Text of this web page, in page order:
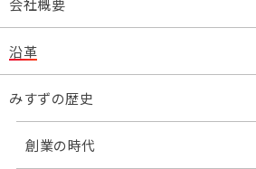
会社概要
沿革
みすずの歴史
創業の時代